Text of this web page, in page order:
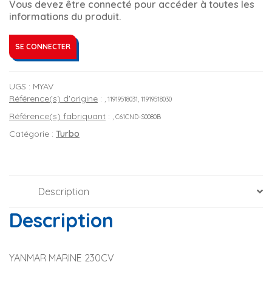
Vous devez être connecté pour accéder à toutes les
informations du produit.
SE CONNECTER
UGS : MYAV
Référence(s) d'origine : , 11919518031, 11919518030
Référence(s) fabriquant : , C61CND-S0080B
Catégorie : Turbo
Description
Description
YANMAR MARINE 230CV